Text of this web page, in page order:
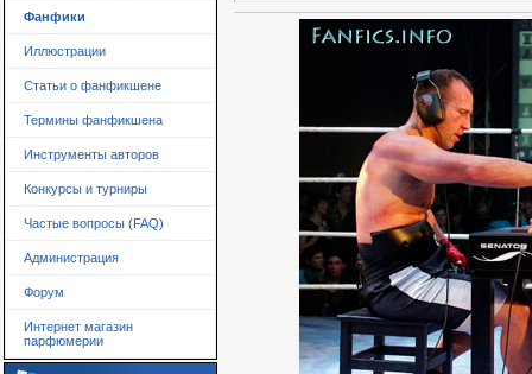
Фанфики
Иллюстрации
Статьи о фанфикшене
Термины фанфикшена
Инструменты авторов
Конкурсы и турниры
Частые вопросы (FAQ)
Администрация
Форум
Интернет магазин
парфюмерии